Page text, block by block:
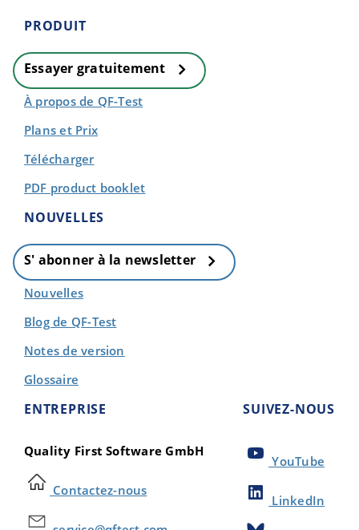
PRODUIT
Essayer gratuitement
À propos de QF-Test
Plans et Prix
Télécharger
PDF product booklet
NOUVELLES
S' abonner à la newsletter
Nouvelles
Blog de QF-Test
Notes de version
Glossaire
ENTREPRISE
Quality First Software GmbH
Contactez-nous
SUIVEZ-NOUS
YouTube
LinkedIn